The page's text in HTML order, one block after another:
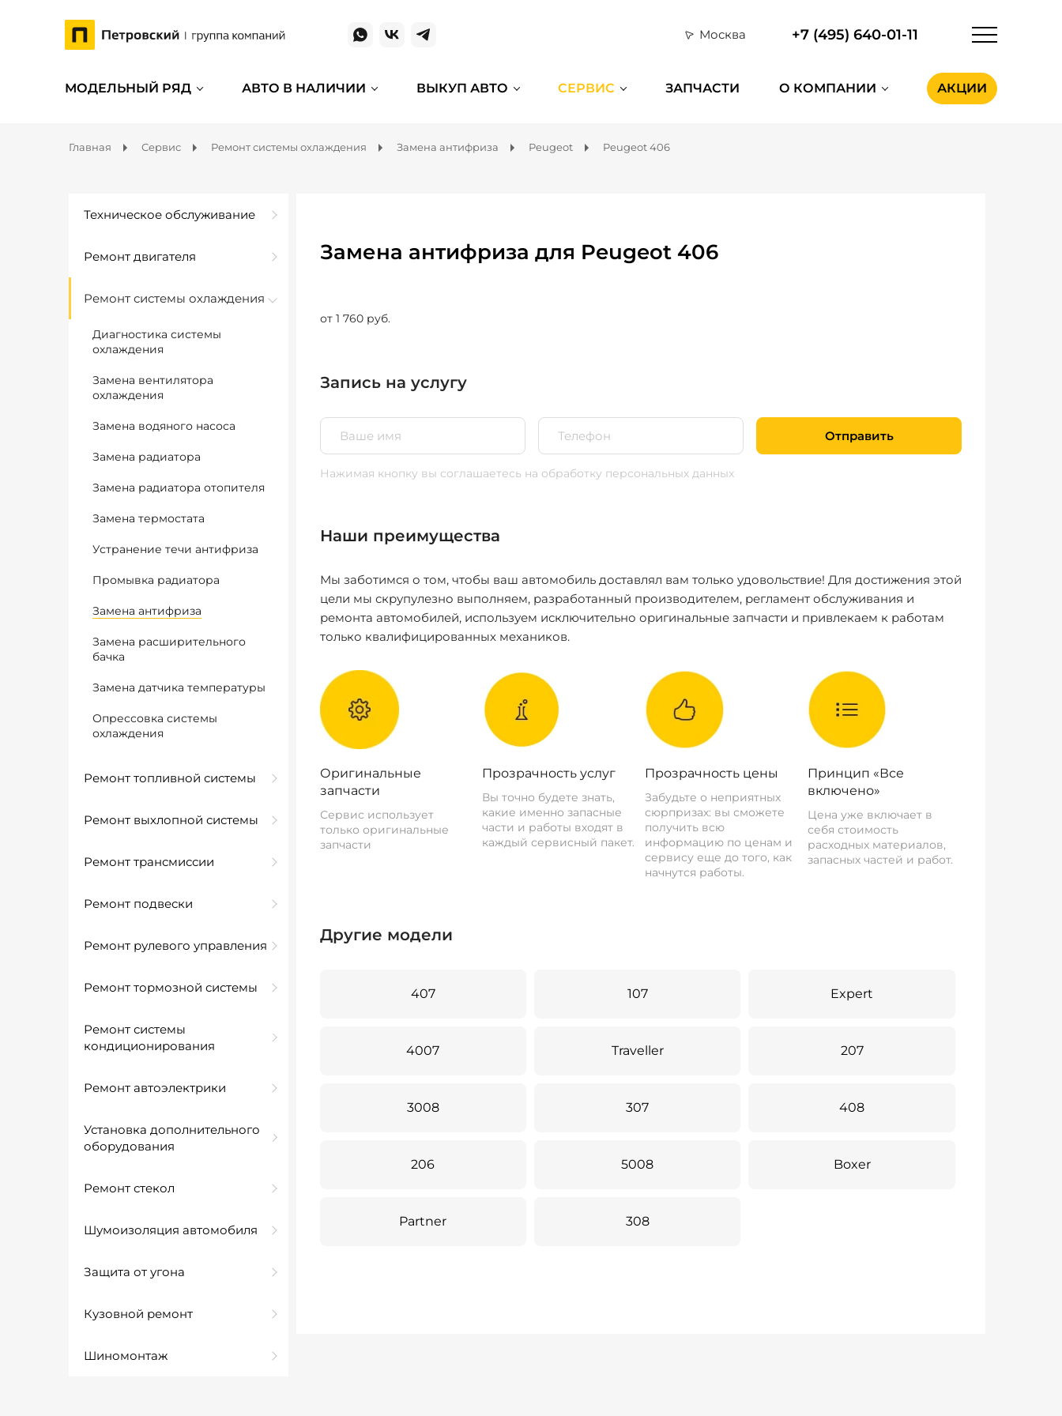
Москва +7 (495) 640-01-11
МОДЕЛЬНЫЙ РЯД АВТО В НАЛИЧИИ ВЫКУП АВТО СЕРВИС ЗАПЧАСТИ О КОМПАНИИ АКЦИИ
Главная Сервис Ремонт системы охлаждения Замена антифриза Peugeot Peugeot 406
Техническое обслуживание
Ремонт двигателя
Ремонт системы охлаждения
Диагностика системы
охлаждения
Замена вентилятора
охлаждения
Замена водяного насоса
Замена радиатора
Замена радиатора отопителя
Замена термостата
Устранение течи антифриза
Промывка радиатора
Замена антифриза
Замена расширительного
бачка
Замена датчика температуры
Опрессовка системы
охлаждения
Ремонт топливной системы
Ремонт выхлопной системы
Ремонт трансмиссии
Ремонт подвески
Ремонт рулевого управления
Ремонт тормозной системы
Ремонт системы
кондиционирования
Ремонт автоэлектрики
Установка дополнительного
оборудования
Ремонт стекол
Шумоизоляция автомобиля
Защита от угона
Кузовной ремонт
Шиномонтаж
Замена антифриза для Peugeot 406
от 1 760 руб.
Запись на услугу
Отправить
Нажимая кнопку вы соглашаетесь на обработку персональных данных
Наши преимущества
Мы заботимся о том, чтобы ваш автомобиль доставлял вам только удовольствие! Для достижения этой
цели мы скрупулезно выполняем, разработанный производителем, регламент обслуживания и
ремонта автомобилей, используем исключительно оригинальные запчасти и привлекаем к работам
только квалифицированных механиков.
Оригинальные
запчасти
Сервис использует
только оригинальные
запчасти
Прозрачность услуг
Вы точно будете знать,
какие именно запасные
части и работы входят в
каждый сервисный пакет.
Прозрачность цены
Забудьте о неприятных
сюрпризах: вы сможете
получить всю
информацию по ценам и
сервису еще до того, как
начнутся работы.
Принцип «Все
включено»
Цена уже включает в
себя стоимость
расходных материалов,
запасных частей и работ.
Другие модели
407 107 Expert
4007 Traveller 207
3008 307 408
206 5008 Boxer
Partner 308